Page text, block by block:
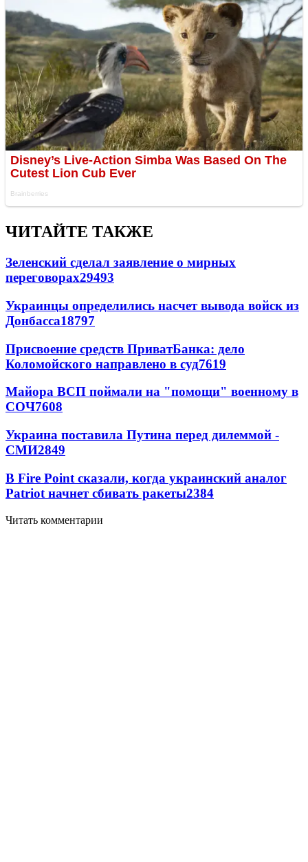
ЧИТАЙТЕ ТАКЖЕ
Зеленский сделал заявление о мирных
переговорах29493
Украинцы определились насчет вывода войск из
Донбасса18797
Присвоение средств ПриватБанка: дело
Коломойского направлено в суд7619
Майора ВСП поймали на "помощи" военному в
СОЧ7608
Украина поставила Путина перед дилеммой -
СМИ2849
В Fire Point сказали, когда украинский аналог
Patriot начнет сбивать ракеты2384
Читать комментарии